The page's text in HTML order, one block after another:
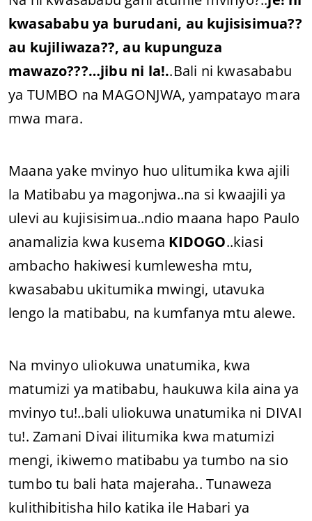
kwasababu ya burudani, au kujisisimua??
au kujiliwaza??, au kupunguza
mawazo???…jibu ni la!..Bali ni kwasababu
ya TUMBO na MAGONJWA, yampatayo mara
mwa mara.
Maana yake mvinyo huo ulitumika kwa ajili
la Matibabu ya magonjwa..na si kwaajili ya
ulevi au kujisisimua..ndio maana hapo Paulo
anamalizia kwa kusema KIDOGO..kiasi
ambacho hakiwesi kumlewesha mtu,
kwasababu ukitumika mwingi, utavuka
lengo la matibabu, na kumfanya mtu alewe.
Na mvinyo uliokuwa unatumika, kwa
matumizi ya matibabu, haukuwa kila aina ya
mvinyo tu!..bali uliokuwa unatumika ni DIVAI
tu!. Zamani Divai ilitumika kwa matumizi
mengi, ikiwemo matibabu ya tumbo na sio
tumbo tu bali hata majeraha.. Tunaweza
kulithibitisha hilo katika ile Habari ya